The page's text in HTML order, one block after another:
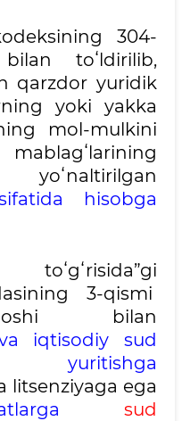
304-
toʻldirilib,
qarzdor yuridik
yoki yakka
mol-mulkini
hisobga
3-qismi
bilan
iqtisodiy sud
litsenziyaga ega
sud